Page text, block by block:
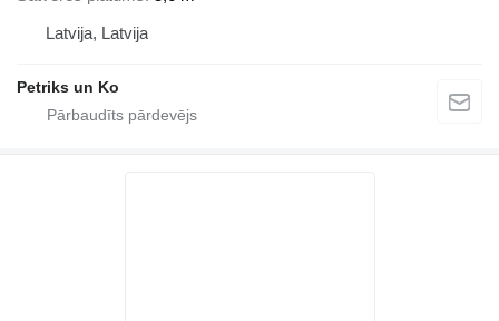
Latvija, Latvija
Petriks un Ko